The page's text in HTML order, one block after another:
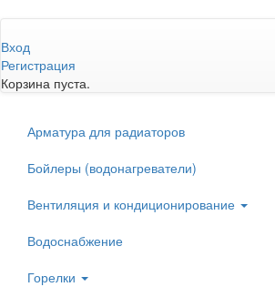
к
основному
содержанию
Вход
Регистрация
Корзина пуста.
Арматура для радиаторов
Бойлеры (водонагреватели)
Вентиляция и кондиционирование
Водоснабжение
Горелки